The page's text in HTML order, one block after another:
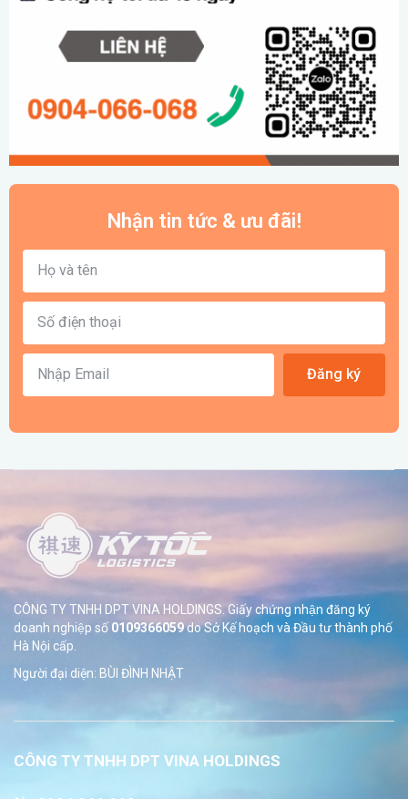
Nhận tin tức & ưu đãi!
Đăng ký
CÔNG TY TNHH DPT VINA HOLDINGS. Giấy chứng nhận đăng ký
doanh nghiệp số 0109366059do SởKế hoạch và Đầu tư thành phố
Hà Nội cấp.
Người đại diện: BÙI ĐÌNH NHẬT
CÔNG TY TNHH DPT VINA HOLDINGS